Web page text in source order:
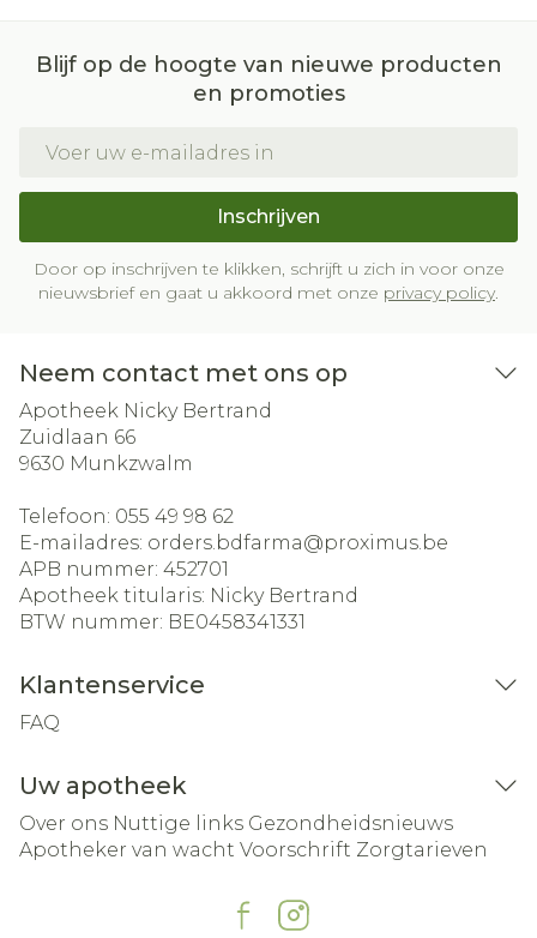
Blijf op de hoogte van nieuwe producten
en promoties
Inschrijven
Door op inschrijven te klikken, schrijft u zich in voor onze
nieuwsbrief en gaat u akkoord met onze privacy policy.
Neem contact met ons op
Apotheek Nicky Bertrand
Zuidlaan 66
9630 Munkzwalm
Telefoon: 055 49 98 62
E-mailadres: orders.bdfarma@proximus.be
APB nummer: 452701
Apotheek titularis: Nicky Bertrand
BTW nummer: BE0458341331
Klantenservice
FAQ
Uw apotheek
Over ons Nuttige links Gezondheidsnieuws
Apotheker van wacht Voorschrift Zorgtarieven